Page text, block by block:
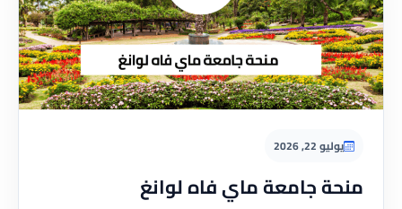
يوليو 22, 2026
منحة جامعة ماي فاه لوانغ